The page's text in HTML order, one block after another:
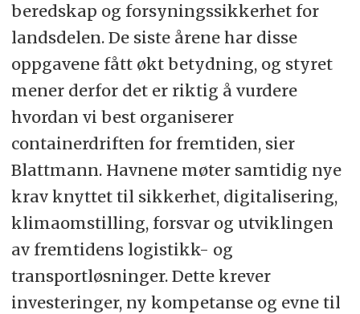
beredskap og forsyningssikkerhet for
landsdelen. De siste årene har disse
oppgavene fått økt betydning, og styret
mener derfor det er riktig å vurdere
hvordan vi best organiserer
containerdriften for fremtiden, sier
Blattmann. Havnene møter samtidig nye
krav knyttet til sikkerhet, digitalisering,
klimaomstilling, forsvar og utviklingen
av fremtidens logistikk- og
transportløsninger. Dette krever
investeringer, ny kompetanse og evne til